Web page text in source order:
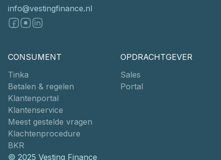
info@vestingfinance.nl
CONSUMENT
Tinka
Betalen & regelen
Klantenportal
Klantenservice
Meest gestelde vragen
Klachtenprocedure
BKR
OPDRACHTGEVER
Sales
Portal
© 2025 Vesting Finance